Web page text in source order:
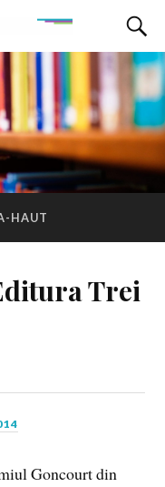
HAUT
Trei
Goncourt din